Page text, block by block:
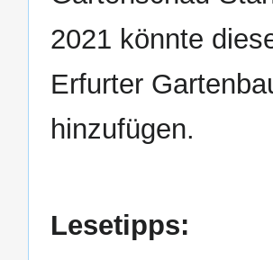
2021 könnte
Erfurter
hinzufügen.
Lesetipps: